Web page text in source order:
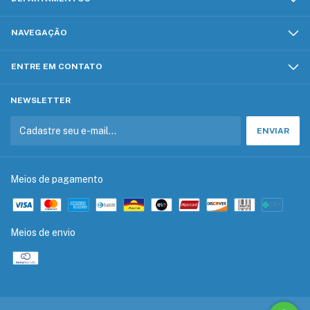
NAVEGAÇÃO
ENTRE EM CONTATO
NEWSLETTER
Meios de pagamento
Meios de envio